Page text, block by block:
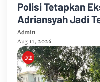
Polisi Tetapkan
Adriansyah Jadi
Admin
Aug 11, 2026